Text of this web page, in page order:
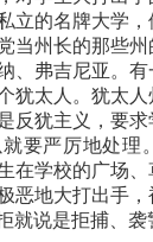
立的名牌大学
当州长的那些
、弗吉尼亚。
犹太人。犹太
反犹主义，要
要严厉地处理
在学校的广场
恶地大打出手
就说是拒捕、